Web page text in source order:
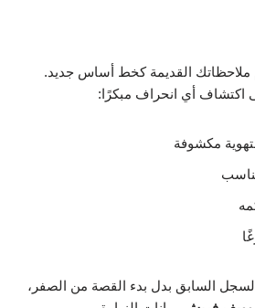
ملاحظاتك القديمة كخط أساس جديد.
اكتشاف أي انحراف مبكرًا:
مكشوفة
السجل السابق بدل بدء القصة من الصفر،